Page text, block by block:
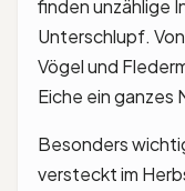
finden unzählige
Unterschlupf.
Vögel und
Eiche ein ganzes
Besonders
versteckt im